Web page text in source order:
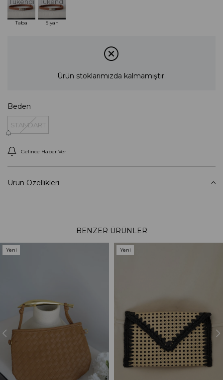
Tükendi
Taba
Tükendi
Siyah
Ürün stoklarımızda kalmamıştır.
Beden
STANDART
Gelince Haber Ver
Ürün Özellikleri
BENZER ÜRÜNLER
Yeni
Yeni